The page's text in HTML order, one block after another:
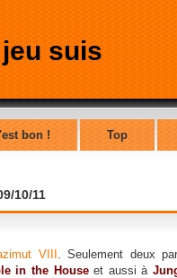
bon ! Top
10/11
VIII . Seulement deux
in the Houseet aussi à